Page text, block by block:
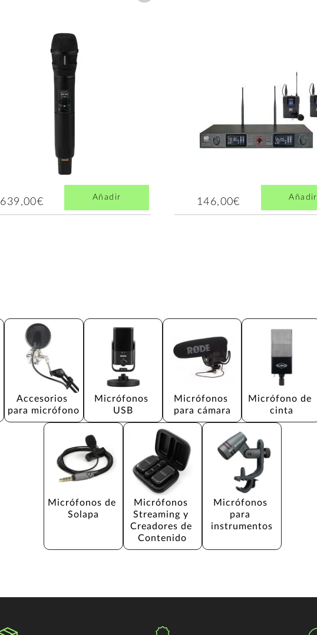
639,00€ Añadir 146,00€ Añadir
Accesorios
para micrófono
Micrófonos
USB
Micrófonos
para cámara
Micrófono de
cinta
Micrófonos de
Solapa
Micrófonos
Streaming y
Creadores de
Contenido
Micrófonos
para
instrumentos